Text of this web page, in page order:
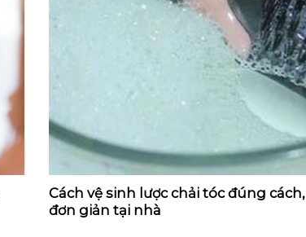
Cách vệ sinh lược chải tóc đúng cách,
đơn giản tại nhà